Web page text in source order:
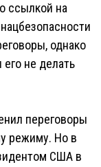
ссылкой на
однако
не делать
переговоры
режиму. Но в
США в